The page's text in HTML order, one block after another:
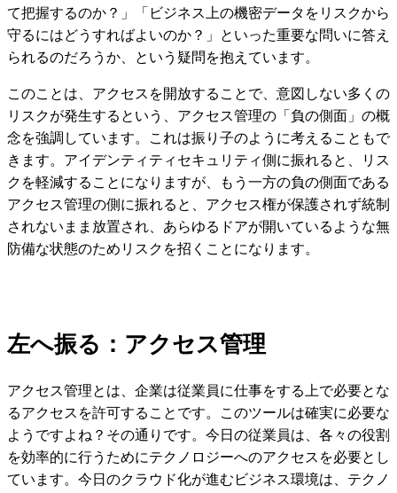
て把握するのか？」「ビジネス上の機密データをリスクから
守るにはどうすればよいのか？」といった重要な問いに答え
られるのだろうか、という疑問を抱えています。
このことは、アクセスを開放することで、意図しない多くの
リスクが発生するという、アクセス管理の「負の側面」の概
念を強調しています。これは振り子のように考えることもで
きます。アイデンティティセキュリティ側に振れると、リス
クを軽減することになりますが、もう一方の負の側面である
アクセス管理の側に振れると、アクセス権が保護されず統制
されないまま放置され、あらゆるドアが開いているような無
防備な状態のためリスクを招くことになります。
左へ振る：アクセス管理
アクセス管理とは、企業は従業員に仕事をする上で必要とな
るアクセスを許可することです。このツールは確実に必要な
ようですよね？その通りです。今日の従業員は、各々の役割
を効率的に行うためにテクノロジーへのアクセスを必要とし
ています。今日のクラウド化が進むビジネス環境は、テクノ